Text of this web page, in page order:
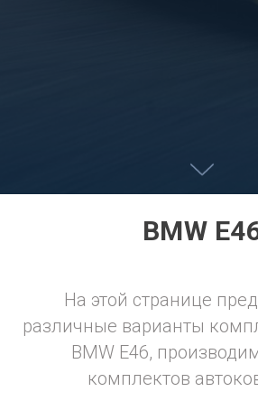
BMW
На этой странице
различные варианты
BMW E46,
комплектов